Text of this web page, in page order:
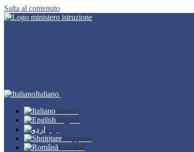
Salta al contenuto
Italiano
Italiano
English
اردو
Shqiptare
Română